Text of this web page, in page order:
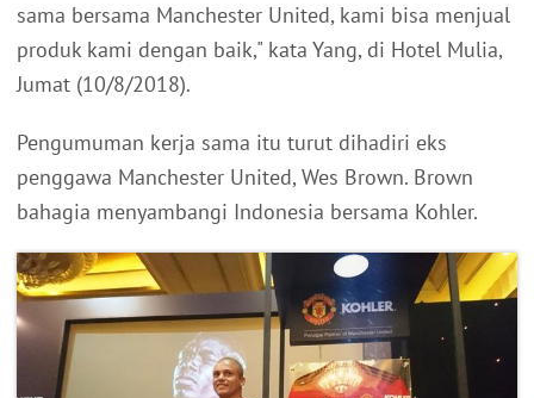
sama bersama Manchester United, kami bisa menjual
produk kami dengan baik," kata Yang, di Hotel Mulia,
Jumat (10/8/2018).
Pengumuman kerja sama itu turut dihadiri eks
penggawa Manchester United, Wes Brown. Brown
bahagia menyambangi Indonesia bersama Kohler.